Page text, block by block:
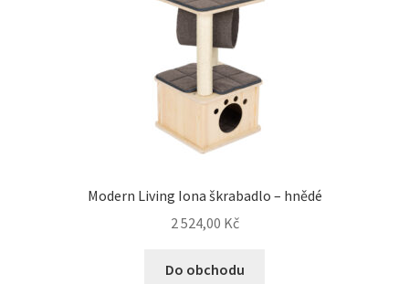
Modern Living Iona škrabadlo – hnědé
2 524,00 Kč
Do obchodu